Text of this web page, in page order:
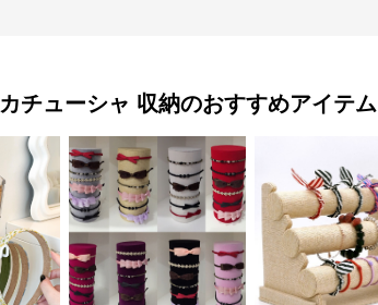
カチューシャ 収納のおすすめアイテム